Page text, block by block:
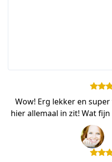
Wow! Erg lekker en
hier allemaal in zit! Wat